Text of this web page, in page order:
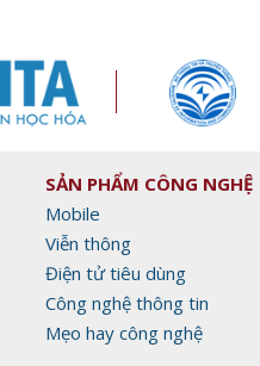
SẢN PHẨM CÔNG NGHỆ
Mobile
Viễn thông
Điện tử tiêu dùng
Công nghệ thông tin
Mẹo hay công nghệ